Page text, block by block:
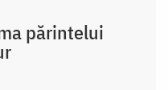
părintelui